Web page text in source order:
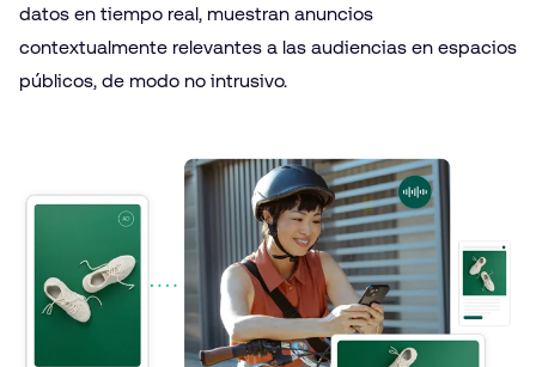
datos en tiempo real, muestran anuncios
contextualmente relevantes a las audiencias en espacios
públicos, de modo no intrusivo.